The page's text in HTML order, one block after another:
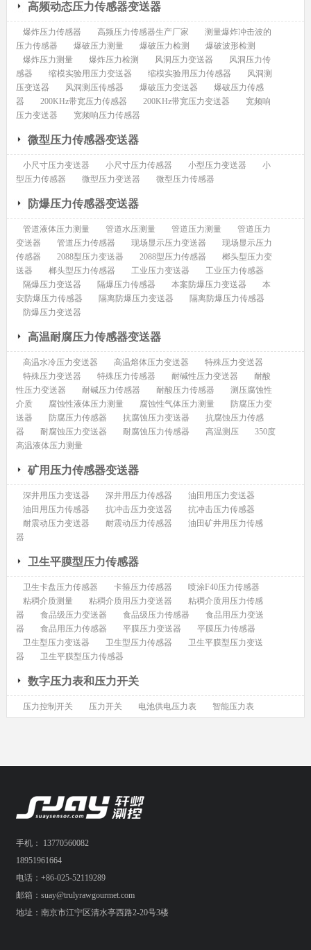
高频动态压力传感器变送器
爆炸压力传感器 高频压力传感器生产厂家
测量爆炸冲击波的
压力传感器
爆破压力测量 爆破压力检测
爆破波形检测
爆炸压力测量
爆炸压力检测 风洞压力变送器
风洞压力传
感器
缩模实验用压力变送器 缩模实验用压力传感器
风洞测
压变送器
风洞测压传感器 爆破压力变送器
爆破压力传感
器
200KHz带宽压力传感器 200KHz带宽压力变送器
宽频响
压力变送器
宽频响压力传感器
微型压力传感器变送器
小尺寸压力变送器 小尺寸压力传感器 小型压力变送器
小
型压力传感器
微型压力变送器 微型压力传感器
防爆压力传感器变送器
管道液体压力测量 管道水压测量 管道压力测量
管道压力
变送器
管道压力传感器 现场显示压力变送器
现场显示压力
传感器
2088型压力变送器 2088型压力传感器
榔头型压力变
送器
榔头型压力传感器 工业压力变送器
工业压力传感器
隔爆压力变送器
隔爆压力传感器 本案防爆压力变送器
本
安防爆压力传感器
隔离防爆压力变送器
隔离防爆压力传感器
防爆压力变送器
高温耐腐压力传感器变送器
高温水冷压力变送器 高温熔体压力变送器
特殊压力变送器
特殊压力变送器
特殊压力传感器 耐碱性压力变送器
耐酸
性压力变送器
耐碱压力传感器 耐酸压力传感器
测压腐蚀性
介质
腐蚀性液体压力测量 腐蚀性气体压力测量
防腐压力变
送器
防腐压力传感器 抗腐蚀压力变送器
抗腐蚀压力传感
器
耐腐蚀压力变送器 耐腐蚀压力传感器 高温测压
350度
高温液体压力测量
矿用压力传感器变送器
深井用压力变送器 深井用压力传感器
油田用压力变送器
油田用压力传感器
抗冲击压力变送器
抗冲击压力传感器
耐震动压力变送器
耐震动压力传感器
油田矿井用压力传感
器
卫生平膜型压力传感器
卫生卡盘压力传感器 卡箍压力传感器
喷涂F40压力传感器
粘稠介质测量
粘稠介质用压力变送器
粘稠介质用压力传感
器
食品级压力变送器 食品级压力传感器
食品用压力变送
器
食品用压力传感器 平膜压力变送器
平膜压力传感器
卫生型压力变送器
卫生型压力传感器
卫生平膜型压力变送
器
卫生平膜型压力传感器
数字压力表和压力开关
压力控制开关 压力开关 电池供电压力表 智能压力表
手机： 13770560082
18951961664
电话：+86-025-52119289
邮箱：suay@trulyrawgourmet.com
地址：南京市江宁区清水亭西路2-20号3楼